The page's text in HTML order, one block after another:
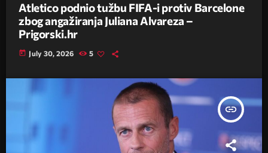
Atletico podnio tužbu FIFA-i protiv Barcelone
zbog angažiranja Juliana Alvareza –
Prigorski.hr
today July 30, 2026 5
insert_link